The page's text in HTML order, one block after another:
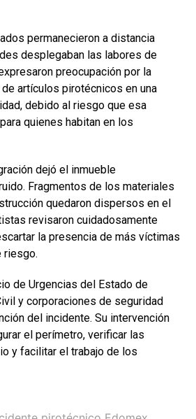
permanecieron a distancia
desplegaban las labores de
preocupación por la
artículos pirotécnicos en una
debido al riesgo que esa
quienes habitan en los
dejó el inmueble
Fragmentos de los materiales
quedaron dispersos en el
revisaron cuidadosamente
la presencia de más víctimas
riesgo.
de Urgencias del Estado de
y corporaciones de seguridad
del incidente. Su intervención
el perímetro, verificar las
y facilitar el trabajo de los